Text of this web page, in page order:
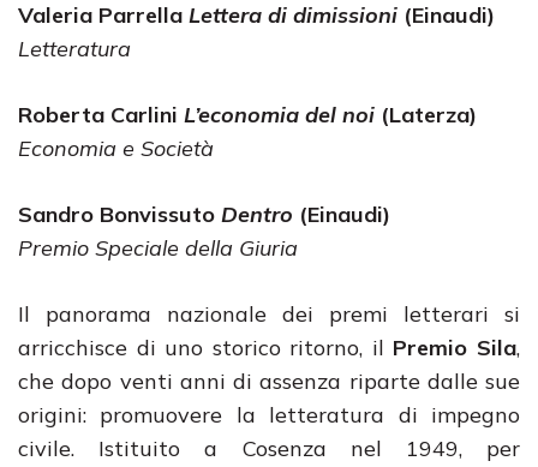
Valeria Parrella Lettera di dimissioni (Einaudi)
Letteratura
Roberta Carlini L’economia del noi (Laterza)
Economia e Società
Sandro Bonvissuto Dentro (Einaudi)
Premio Speciale della Giuria
Il panorama nazionale dei premi letterari si
arricchisce di uno storico ritorno, il Premio Sila,
che dopo venti anni di assenza riparte dalle sue
origini: promuovere la letteratura di impegno
civile. Istituito a Cosenza nel 1949, per